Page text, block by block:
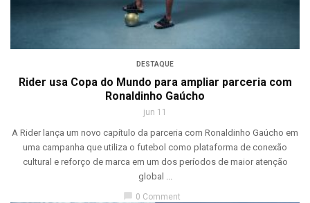
DESTAQUE
Rider usa Copa do Mundo para ampliar parceria com
Ronaldinho Gaúcho
jun 11
A Rider lança um novo capítulo da parceria com Ronaldinho Gaúcho em
uma campanha que utiliza o futebol como plataforma de conexão
cultural e reforço de marca em um dos períodos de maior atenção
global ...
chat_bubble 0 Comment